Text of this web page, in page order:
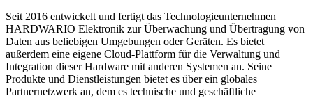
Seit 2016 entwickelt und fertigt das Technologieunternehmen
HARDWARIO Elektronik zur Überwachung und Übertragung von
Daten aus beliebigen Umgebungen oder Geräten. Es bietet
außerdem eine eigene Cloud-Plattform für die Verwaltung und
Integration dieser Hardware mit anderen Systemen an. Seine
Produkte und Dienstleistungen bietet es über ein globales
Partnernetzwerk an, dem es technische und geschäftliche